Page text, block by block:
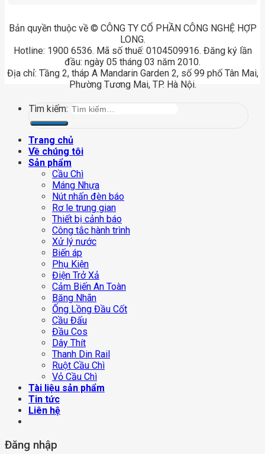
Bản quyền thuộc về © CÔNG TY CỔ PHẦN CÔNG NGHỆ HỢP
LONG.
Hotline: 1900 6536. Mã số thuế: 0104509916. Đăng ký lần
đầu: ngày 05 tháng 03 năm 2010.
Địa chỉ: Tầng 2, tháp A Mandarin Garden 2, số 99 phố Tân Mai,
Phường Tương Mai, TP. Hà Nội.
Tìm kiếm:
Trang chủ
Về chúng tôi
Sản phẩm
Cầu Chì
Máng Nhựa
Nút nhấn đèn báo
Rơ le trung gian
Thiết bị cảnh báo
Công tắc hành trình
Xử lý nước
Biến áp
Phụ Kiện
Điện Trở Xả
Cảm Biến An Toàn
Băng Nhãn
Ống Lồng Đầu Cốt
Cầu Đấu
Đầu Cos
Dây Thít
Thanh Din Rail
Ruột Cầu Chì
Vỏ Cầu Chì
Tài liệu sản phẩm
Tin tức
Liên hệ
Đăng nhập